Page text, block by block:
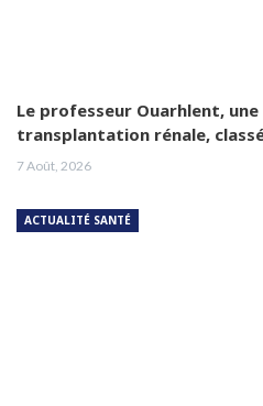
Le professeur Ouarhlent,
transplantation rénale,
7 Août, 2026
ACTUALITÉ SANTÉ